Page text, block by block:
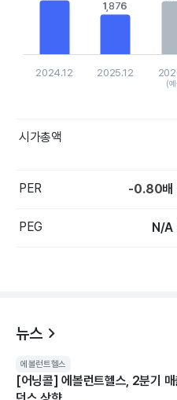
1,876
1,876
2024.12 2025.12
(
시가총액
PER -0.80배
PEG N/A
뉴스
에볼런트헬스
[어닝콜] 에볼런트헬스, 2분기